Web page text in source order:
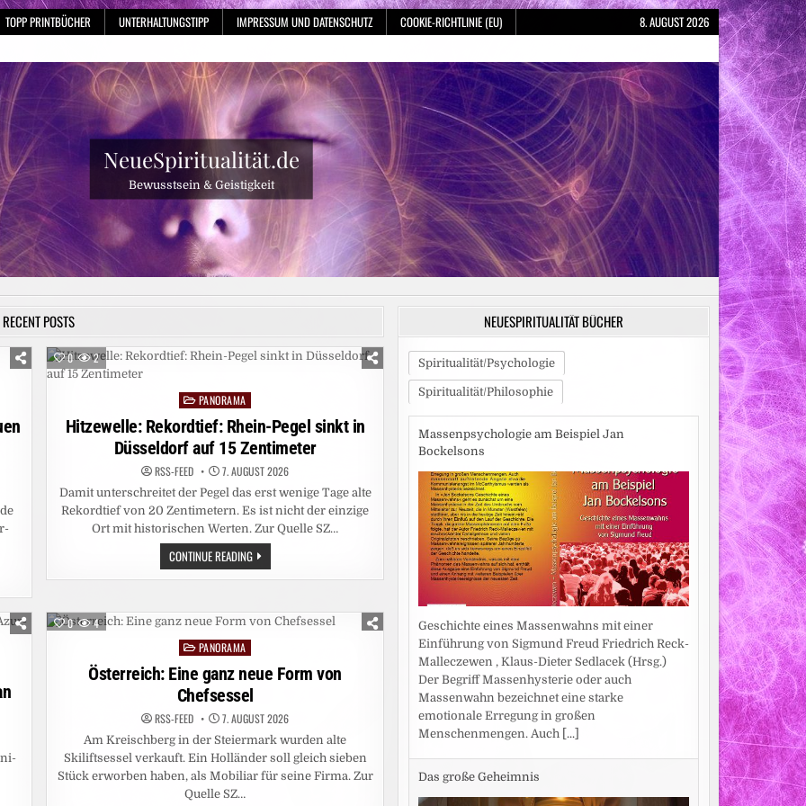
TOPP PRINTBÜCHER UNTERHALTUNGSTIPP IMPRESSUM UND DATENSCHUTZ COOKIE-RICHTLINIE (EU) 8. AUGUST 2026
NeueSpiritualität.de
Bewusstsein & Geistigkeit
RECENT POSTS
0 2
PostedPANORAMA
Hitzewelle: Rekordtief: Rhein-Pegel sinkt in
Düsseldorf auf 15 Zentimeter
RSS-FEED 7. AUGUST 2026
Damit unterschreitet der Pegel das erst wenige Tage alte
Rekordtief von 20 Zentimetern. Es ist nicht der einzige
Ort mit historischen Werten. Zur Quelle SZ…
CONTINUE READINGHITZEWELLE:
REKORDTIEF:
RHEIN-
IN
DÜSSELDORF
0 4
Posted
in
PANORAMA
Österreich: Eine ganz neue Form von
Chefsessel
RSS-FEED 7. AUGUST 2026
Am Kreischberg in der Steiermark wurden alte
Skiliftsessel verkauft. Ein Holländer soll gleich sieben
Stück erworben haben, als Mobiliar für seine Firma. Zur
Quelle SZ…
NEUESPIRITUALITÄT BÜCHER
Spiritualität/Psychologie
Spiritualität/Philosophie
Massenpsychologie am Beispiel Jan
Bockelsons
Geschichte eines Massenwahns mit einer
Einführung von Sigmund Freud Friedrich Reck-
Malleczewen , Klaus-Dieter Sedlacek (Hrsg.)
Der Begriff Massenhysterie oder auch
Massenwahn bezeichnet eine starke
emotionale Erregung in großen
Menschenmengen. Auch [...]
Das große Geheimnis